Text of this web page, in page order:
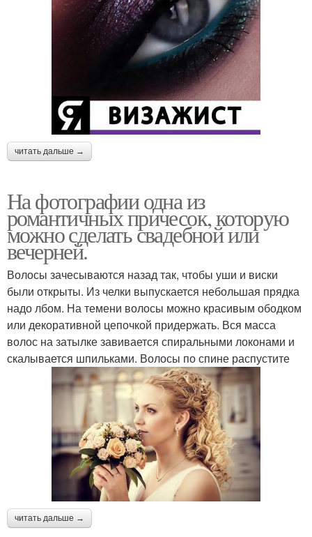
читать дальше →
На фотографии одна из
романтичных причесок, которую
можно сделать свадебной или
вечерней.
Волосы зачесываются назад так, чтобы уши и виски
были открыты. Из челки выпускается небольшая прядка
надо лбом. На темени волосы можно красивым ободком
или декоративной цепочкой придержать. Вся масса
волос на затылке завивается спиральными локонами и
скалывается шпильками. Волосы по спине распустите
читать дальше →